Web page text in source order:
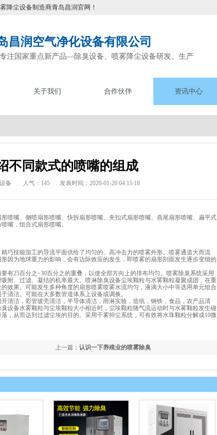
降尘设备制造商青岛昌润官网！
昌润空气净化设备有限公司
注国家重点新产品—除臭设备、喷雾降尘设备研发、生产
关于我们 合作伙伴 资讯中心
不同款式的喷嘴的组成
备 人气：145 发表时间：2020-01-20 04:15:18
喷嘴、侧喷扇形喷嘴、快拆扇形喷嘴、夹扣式扇形喷嘴、燕尾扇形喷嘴、扁平式
嘴，组合式扇形喷嘴。
巧技能加工的导流平面供给了均匀的、高冲击力的喷雾外形。喷雾通道大而流
因为地球重力的影响，会有边际效应的发生，即喷雾的扇形剖面发生逐步变细的
有25百分之~30百分之的重叠，以使全部方向上的排布均匀。喷雾除臭系统采用
附、过滤、凝结的机率最大。喷淋除臭设备尘埃颗粒与水雾颗粒凝聚成团，在重
效果。可能发生多种角度的扇形喷雾喷雾水流均匀，液滴大小中等选用单元组合
清洁。可能在大多数管道体系上设备或调换。
清洁，彩管玻壳清洁，半导体清洁，雨淋实验，造纸，钢铁，食品，农产品清
设备水雾颗粒与尘埃颗粒大小相近时，尘埃颗粒随气流运动时与水雾颗粒发生碰
，从而达到过滤尘埃的目的。采用干雾抑尘系统，可有效将水珠颗粒分解成10微
上一篇： 认识一下养殖业的喷雾除臭